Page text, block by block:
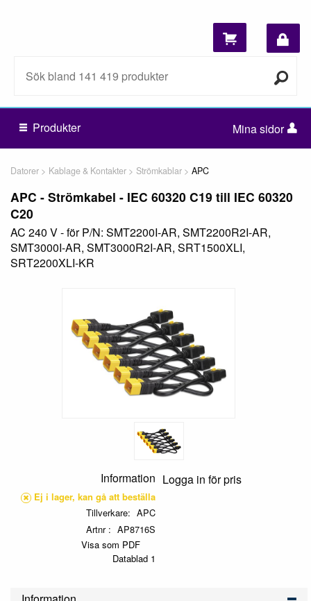
Produkter Mina sidor
Datorer Kablage & Kontakter Strömkablar APC
APC - Strömkabel - IEC 60320 C19 till IEC 60320
C20
AC 240 V - för P/N: SMT2200I-AR, SMT2200R2I-AR,
SMT3000I-AR, SMT3000R2I-AR, SRT1500XLI,
SRT2200XLI-KR
Information
Ej i lager, kan gå att beställa
Tillverkare
APC
Artnr
AP8716S
Visa som PDF
Datablad 1
Logga in för pris